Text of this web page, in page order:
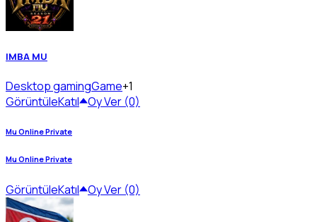
IMBA MU
Desktop gamingGame+1
GörüntüleKatıl Oy Ver (0)
Mu Online Private
Mu Online Private
GörüntüleKatıl Oy Ver (0)